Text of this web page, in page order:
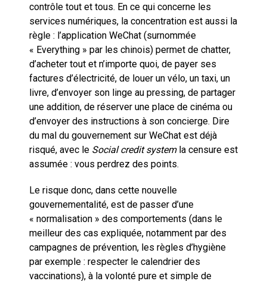
contrôle tout et tous. En ce qui concerne les
services numériques, la concentration est aussi la
règle : l’application WeChat (surnommée
« Everything » par les chinois) permet de chatter,
d’acheter tout et n’importe quoi, de payer ses
factures d’électricité, de louer un vélo, un taxi, un
livre, d’envoyer son linge au pressing, de partager
une addition, de réserver une place de cinéma ou
d’envoyer des instructions à son concierge. Dire
du mal du gouvernement sur WeChat est déjà
risqué, avec le Social credit systemla censure est
assumée : vous perdrez des points.
Le risque donc, dans cette nouvelle
gouvernementalité, est de passer d’une
« normalisation » des comportements (dans le
meilleur des cas expliquée, notamment par des
campagnes de prévention, les règles d’hygiène
par exemple : respecter le calendrier des
vaccinations), à la volonté pure et simple de